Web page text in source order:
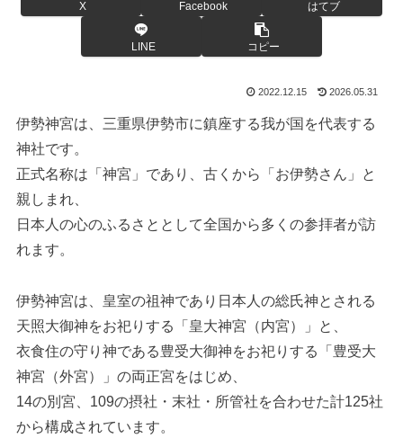
X Facebook はてブ
LINE コピー
2022.12.15 2026.05.31
伊勢神宮は、三重県伊勢市に鎮座する我が国を代表する
神社です。
正式名称は「神宮」であり、古くから「お伊勢さん」と
親しまれ、
日本人の心のふるさととして全国から多くの参拝者が訪
れます。
伊勢神宮は、皇室の祖神であり日本人の総氏神とされる
天照大御神をお祀りする「皇大神宮（内宮）」と、
衣食住の守り神である豊受大御神をお祀りする「豊受大
神宮（外宮）」の両正宮をはじめ、
14の別宮、109の摂社・末社・所管社を合わせた計125社
から構成されています。